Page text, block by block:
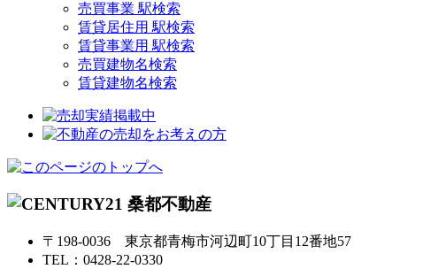
売買事業 駅検索
賃貸居住用 駅検索
賃貸事業用 駅検索
売買建物名検索
賃貸建物名検索
〒198-0036 東京都青梅市河辺町10丁目12番地57
TEL：0428-22-0330